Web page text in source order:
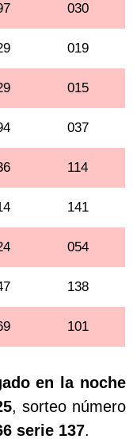
030
019
015
037
114
141
054
138
101
en la noche
, sorteo número
serie 137.